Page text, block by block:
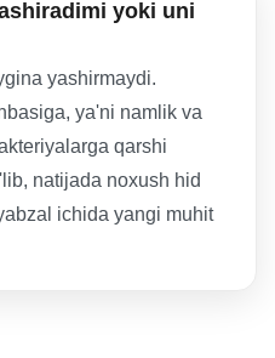
yoki uni
yashirmaydi.
ya'ni namlik va
qarshi
natijada noxush hid
ichida yangi muhit